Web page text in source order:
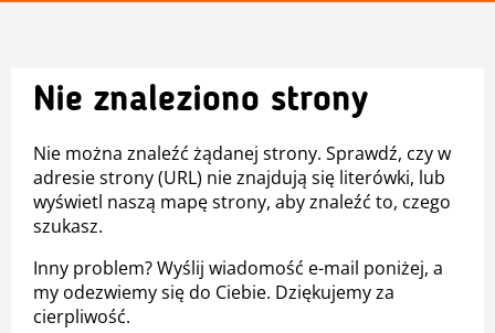
Nie znaleziono strony
Nie można znaleźć żądanej strony. Sprawdź, czy w
adresie strony (URL) nie znajdują się literówki, lub
wyświetl naszą mapę strony, aby znaleźć to, czego
szukasz.
Inny problem? Wyślij wiadomość e-mail poniżej, a
my odezwiemy się do Ciebie. Dziękujemy za
cierpliwość.